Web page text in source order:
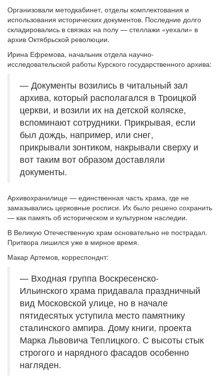
Организовали методкабинет, отделы комплектования и
использования исторических документов. Последние долго
складировались в связках на полу — стеллажи «уехали» в
архив Октябрьской революции.
Ирина Ефремова, начальник отдела научно-
исследовательской работы Курского государственного архива:
— Документы возились в читальный зал
архива, который располагался в Троицкой
церкви, и возили их на детской коляске,
вспоминают сотрудники. Прикрывая, если
был дождь, например, или снег,
прикрывали зонтиком, накрывали сверху и
вот таким вот образом доставляли
документы.
Архивохранилище — единственная часть храма, где не
замазывались церковные росписи. Их было решено сохранить
— как память об историческом и культурном наследии.
В Великую Отечественную храм основательно не пострадал.
Притвора лишился уже в мирное время.
Макар Артемов, корреспонднт:
— Входная группа Воскресенско-
Ильинского храма придавала праздничный
вид Московской улице, но в начале
пятидесятых уступила место памятнику
сталинского ампира. Дому книги, проекта
Марка Львовича Теплицкого. С высоты стык
строгого и нарядного фасадов особенно
нагляден.